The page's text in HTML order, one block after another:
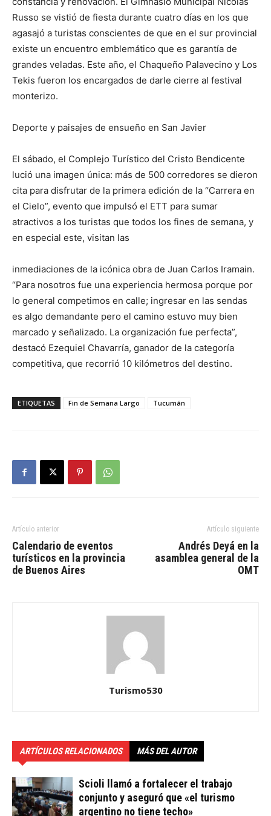
Russo se vistió de fiesta durante cuatro días en los que
agasajó a turistas conscientes de que en el sur provincial
existe un encuentro emblemático que es garantía de
grandes veladas. Este año, el Chaqueño Palavecino y Los
Tekis fueron los encargados de darle cierre al festival
monterizo.
Deporte y paisajes de ensueño en San Javier
El sábado, el Complejo Turístico del Cristo Bendicente
lució una imagen única: más de 500 corredores se dieron
cita para disfrutar de la primera edición de la “Carrera en
el Cielo”, evento que impulsó el ETT para sumar
atractivos a los turistas que todos los fines de semana, y
en especial este, visitan las
inmediaciones de la icónica obra de Juan Carlos Iramain.
“Para nosotros fue una experiencia hermosa porque por
lo general competimos en calle; ingresar en las sendas
es algo demandante pero el camino estuvo muy bien
marcado y señalizado. La organización fue perfecta”,
destacó Ezequiel Chavarría, ganador de la categoría
competitiva, que recorrió 10 kilómetros del destino.
ETIQUETAS Fin de Semana Largo Tucumán
Artículo anterior
Calendario de eventos
turísticos en la provincia
de Buenos Aires
Artículo siguiente
Andrés Deyá en la
asamblea general de la
OMT
Turismo530
ARTÍCULOS RELACIONADOS MÁS DEL AUTOR
Scioli llamó a fortalecer el trabajo
conjunto y aseguró que «el turismo
argentino no tiene techo»